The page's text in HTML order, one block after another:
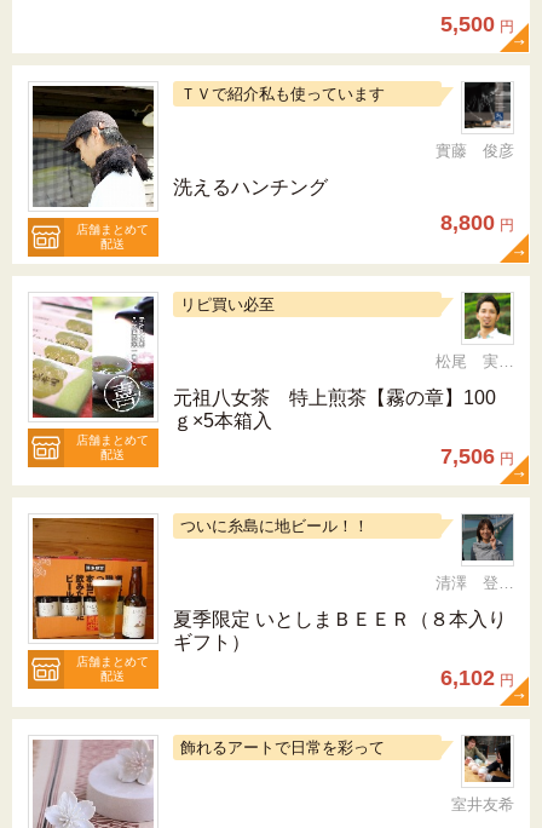
5,500 円
店舗まとめて
配送
ＴＶで紹介私も使っています
實藤 俊彦
洗えるハンチング
8,800 円
店舗まとめて
配送
リピ買い必至
松尾 実 （三十五代目、日本茶インストラクター）
元祖八女茶 特上煎茶【霧の章】100
ｇ×5本箱入
7,506 円
店舗まとめて
配送
ついに糸島に地ビール！！
清澤 登希子
夏季限定 いとしまＢＥＥＲ（８本入り
ギフト）
6,102 円
飾れるアートで日常を彩って
室井友希